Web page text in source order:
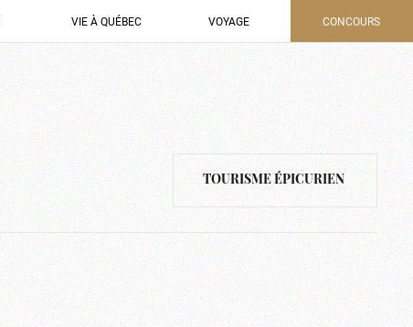
VIE À QUÉBEC VOYAGE CONCOURS
TOURISME ÉPICURIEN